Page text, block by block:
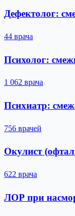
Дефектолог:
44 врача
Психолог:
1 062 врача
Психиатр:
756 врачей
Окулист
622 врача
ЛОР при